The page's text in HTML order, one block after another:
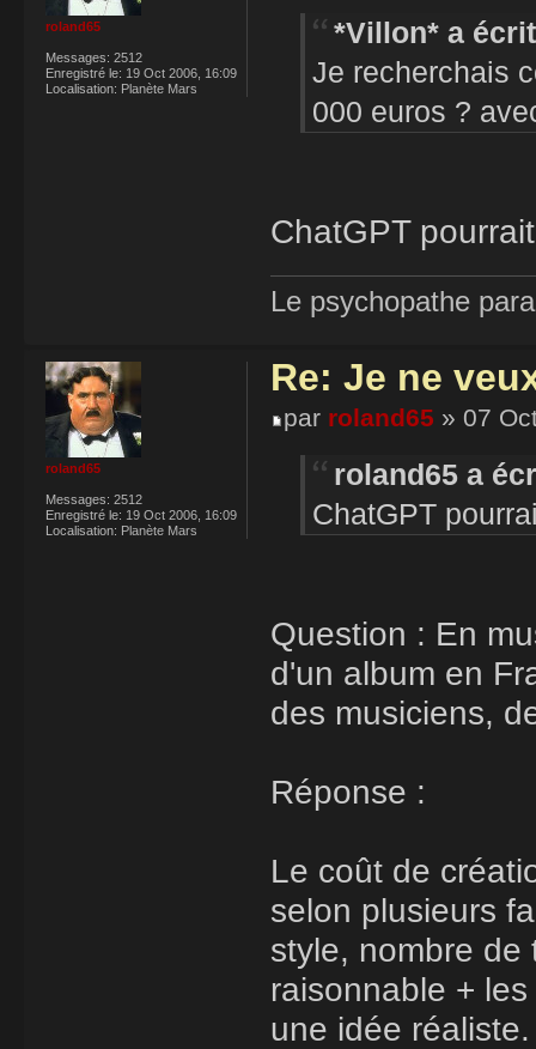
*Villon* a
Je recherchais
000 euros ?
ChatGPT
Le psychopathe
roland65
Messages: 2512
Enregistré le: 19 Oct 2006, 16:09
Localisation: Planète Mars
Re: Je ne
par roland65 » 07
roland65 a
ChatGPT
Question : En
d'un album en
des musiciens,
Réponse :
Le coût de
selon plusieurs
style, nombre de
raisonnable +
une idée réaliste.
roland65
Messages: 2512
Enregistré le: 19 Oct 2006, 16:09
Localisation: Planète Mars